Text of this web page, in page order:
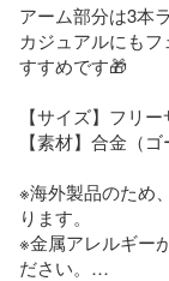
アーム部分は3本
カジュアルにも
すすめです🎁
【サイズ】フリ
【素材】合金（
※海外製品のため
ります。
※金属アレルギー
ださい。